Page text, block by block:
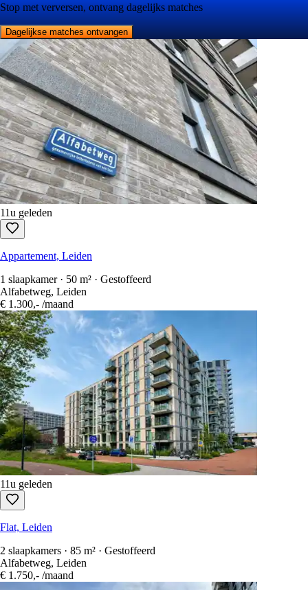
Stop met verversen, ontvang dagelijks matches
Dagelijkse matches ontvangen
11u geleden
Appartement, Leiden
1 slaapkamer · 50 m² · Gestoffeerd
Alfabetweg, Leiden
€ 1.300,- /maand
11u geleden
Flat, Leiden
2 slaapkamers · 85 m² · Gestoffeerd
Alfabetweg, Leiden
€ 1.750,- /maand